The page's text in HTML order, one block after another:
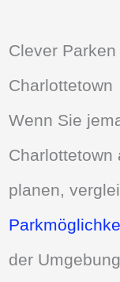
Clever
Charlottetown
Wenn Sie
Charlottetown
planen,
der